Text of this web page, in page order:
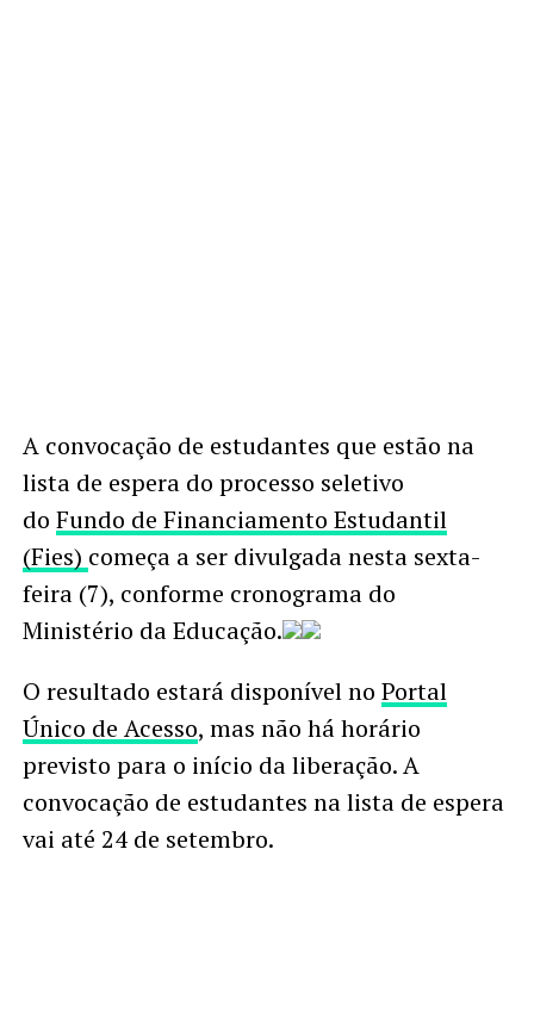
A convocação de estudantes que estão na
lista de espera do processo seletivo
do Fundo de Financiamento Estudantil
(Fies) começa a ser divulgada nesta sexta-
feira (7), conforme cronograma do
Ministério da Educação.
O resultado estará disponível no Portal
Único de Acesso, mas não há horário
previsto para o início da liberação. A
convocação de estudantes na lista de espera
vai até 24 de setembro.